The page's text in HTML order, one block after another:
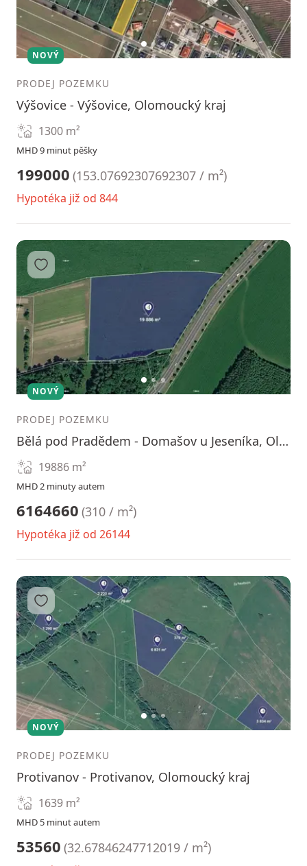
12 3
NOVÝ
PRODEJ POZEMKU
Výšovice - Výšovice, Olomoucký kraj
1300 m²
MHD 9 minut pěšky
199000 (153.07692307692307 / m²)
Hypotéka již od 844
12 3
Přidat do oblíbených
NOVÝ
PRODEJ POZEMKU
Bělá pod Pradědem - Domašov u Jeseníka, Olomoucký kraj
19886 m²
MHD 2 minuty autem
6164660 (310 / m²)
Hypotéka již od 26144
12 3
Přidat do oblíbených
NOVÝ
PRODEJ POZEMKU
Protivanov - Protivanov, Olomoucký kraj
1639 m²
MHD 5 minut autem
53560 (32.67846247712019 / m²)